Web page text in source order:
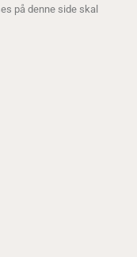
på denne side skal